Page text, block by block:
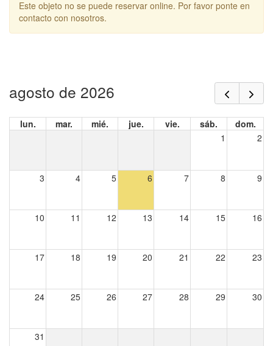
Este objeto no se puede reservar online. Por favor ponte en
contacto con nosotros.
agosto de 2026
lun. mar. mié. jue. vie. sáb.
dom.
1
2
3 4 5 6 7 8 9
10 11 12 13 14 15 16
17 18 19 20 21 22 23
24 25 26 27 28 29 30
31